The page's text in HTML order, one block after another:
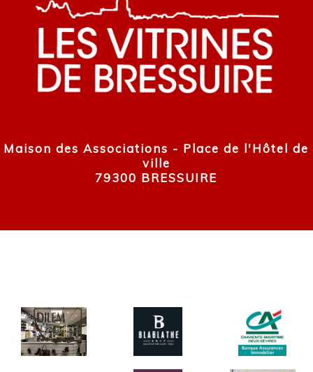
Maison des Associations - Place de l'Hôtel de
ville
79300 BRESSUIRE